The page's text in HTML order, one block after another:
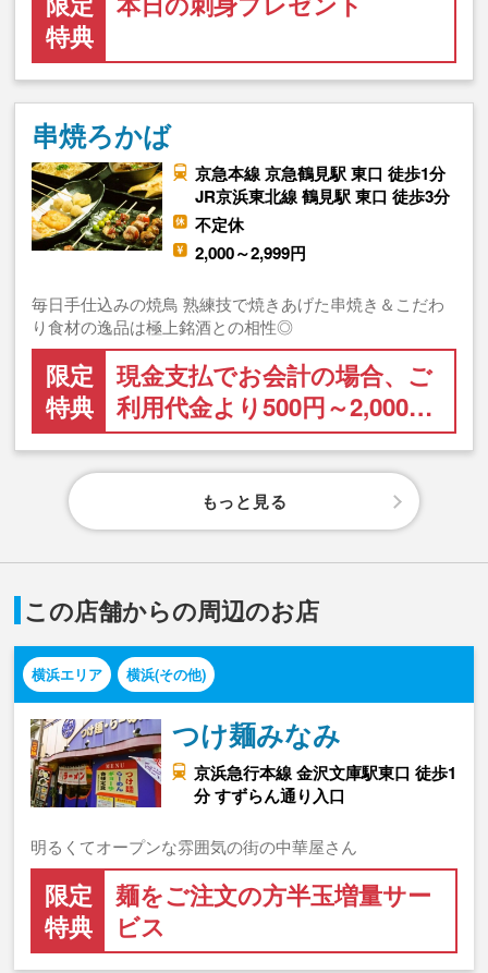
特典
串焼ろかば
京急本線 京急鶴見駅 東口 徒歩1分
JR京浜東北線 鶴見駅 東口 徒歩3分
不定休
2,000～2,999円
毎日手仕込みの焼鳥 熟練技で焼きあげた串焼き＆こだわ
り食材の逸品は極上銘酒との相性◎
限定
特典
現金支払でお会計の場合、ご
利用代金より500円～2,000…
もっと見る
この店舗からの周辺のお店
横浜エリア 横浜(その他)
つけ麺みなみ
京浜急行本線 金沢文庫駅東口 徒歩1
分 すずらん通り入口
明るくてオープンな雰囲気の街の中華屋さん
限定
特典
麺をご注文の方半玉増量サー
ビス